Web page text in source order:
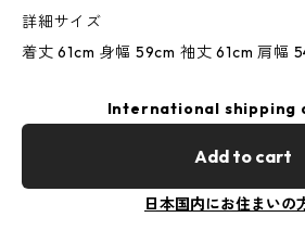
詳細サイズ
着丈 61cm 身幅 59cm 袖丈 61cm 肩幅
International shipping
Add to cart
日本国内にお住まいの